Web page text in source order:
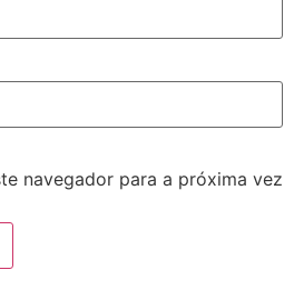
navegador para a próxima vez